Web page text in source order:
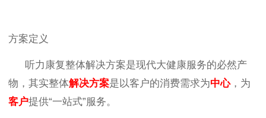
方案定义
听力康复整体解决方案是现代大健康服务的必然产
物，其实整体解决方案是以客户的消费需求为中心，为
客户提供“一站式”服务。